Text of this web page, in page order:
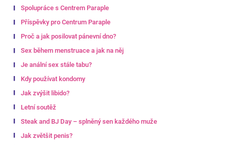
Spolupráce s Centrem Paraple
Příspěvky pro Centrum Paraple
Proč a jak posilovat pánevní dno?
Sex během menstruace a jak na něj
Je anální sex stále tabu?
Kdy používat kondomy
Jak zvýšit libido?
Letní soutěž
Steak and BJ Day – splněný sen každého muže
Jak zvětšit penis?